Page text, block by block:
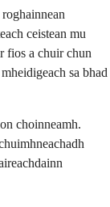
ceistean mu
fios a chuir chun
sa bhad
choinneamh.